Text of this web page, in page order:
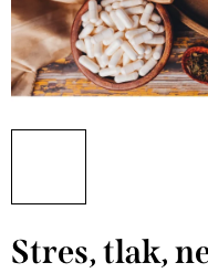
Stres, tlak,